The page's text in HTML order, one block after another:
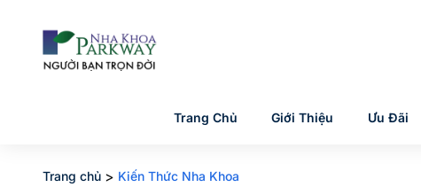
Trang Chủ Giới Thiệu Ưu Đãi
Trang chủ > Kiến Thức Nha Khoa